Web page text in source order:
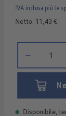
IVA inclusa più le
Netto: 11,43 €
Disponibile,